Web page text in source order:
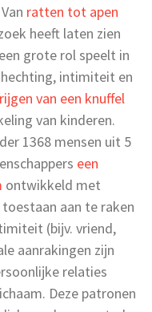
ratten tot apen
heeft laten zien
grote rol speelt in
intimiteit en
van een knuffel
van kinderen.
1368 mensen uit 5
een
ontwikkeld met
aan te raken
(bijv. vriend,
aanrakingen zijn
relaties
Deze patronen